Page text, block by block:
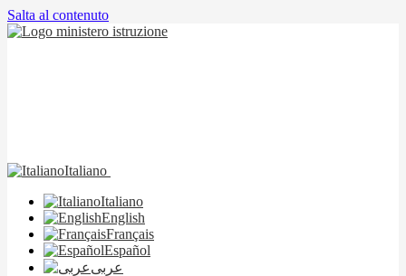
Salta al contenuto
Italiano
Italiano
English
Français
Español
عربى